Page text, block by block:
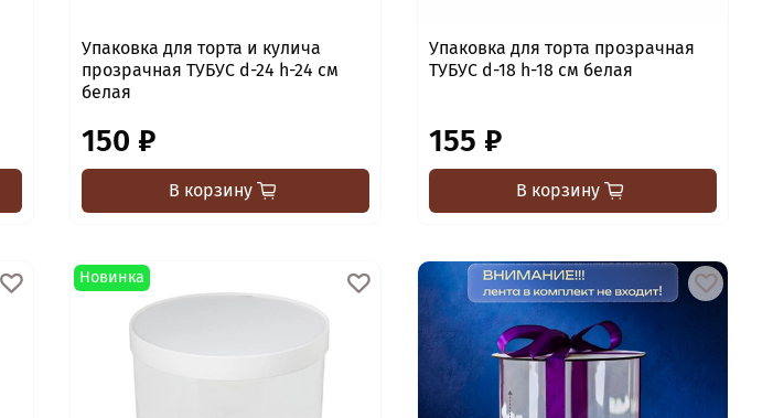
Упаковка для торта и кулича
прозрачная ТУБУС d-24 h-24 см
белая
150 ₽
В корзину
Упаковка для торта прозрачная
ТУБУС d-18 h-18 см белая
155 ₽
В корзину
Новинка